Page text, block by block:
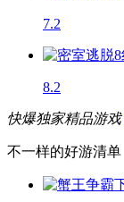
7.2
8.2
快爆独家精品游戏
不一样的好游清单